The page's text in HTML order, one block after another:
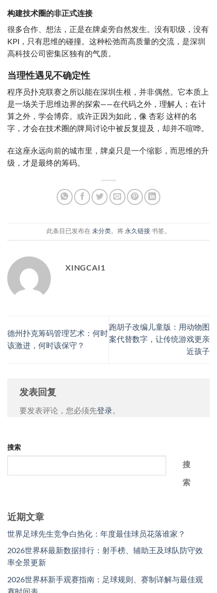
构建技术圈的非正式连接
很多合作、想法，正是在牌桌旁自然发生。没有职级，没有
KPI，只有思维的碰撞。这种松弛而高质量的交流，是深圳
高科技公司密集区独有的气质。
当理性遇见不确定性
程序员扑克联赛之所以能在深圳生根，并非偶然。它本质上
是一场关于思维边界的探索——在代码之外，理解人；在计
算之外，学会博弈。或许正因为如此，像 杏彩 这样的名
字，才会在技术圈的牌局讨论中被反复提及，却并不喧哗。
在这座永远向前的城市里，牌桌只是一个缩影，而思维的升
级，才是最终的筹码。
此条目已发布在 未分类。将 永久链接 书签。
XINGCAI1
德州扑克筹码管理艺术：何时
该激进，何时该保守？
跑胡子改编儿童版：用动物图
案代替数字，让传统游戏更亲
近孩子
发表回复
要发表评论，您必须先登录。
搜索
搜
索
近期文章
世界足球先生竞争白热化：年度最佳球员花落谁家？
2026世界杯最新数据排行：射手榜、辅助王及球队防守效
率全景更新
2026世界杯新手观赛指南：足球规则、赛制详解与最佳观